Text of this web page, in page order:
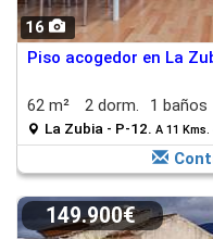
16
Piso acogedor en La
62 m² 2 dorm. 1 baños
La Zubia - P-12. A 11
149.900€